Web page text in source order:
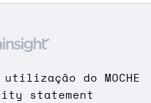
do MOCHE
statement